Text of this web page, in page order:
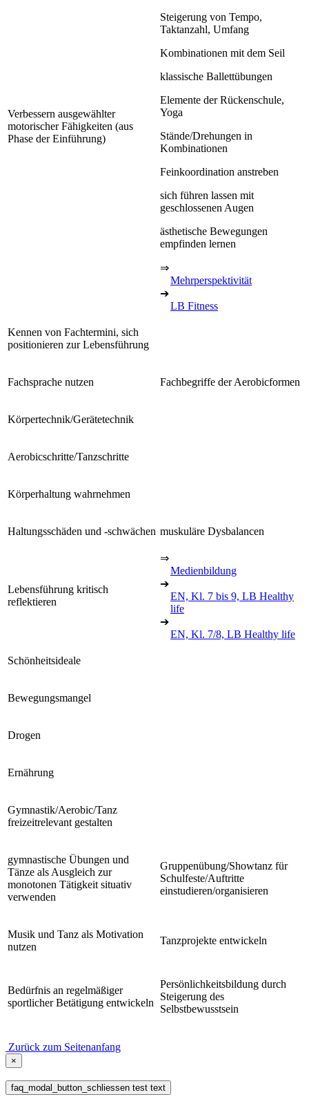
Verbessern ausgewählter
motorischer Fähigkeiten (aus
Phase der Einführung)
Steigerung von Tempo,
Taktanzahl, Umfang
Kombinationen mit dem Seil
klassische Ballettübungen
Elemente der Rückenschule,
Yoga
Stände/Drehungen in
Kombinationen
Feinkoordination anstreben
sich führen lassen mit
geschlossenen Augen
ästhetische Bewegungen
empfinden lernen
⇒
Mehrperspektivität
➔
LB Fitness
Kennen von Fachtermini, sich
positionieren zur Lebensführung
Fachsprache nutzen Fachbegriffe der Aerobicformen
Körpertechnik/Gerätetechnik
Aerobicschritte/Tanzschritte
Körperhaltung wahrnehmen
Haltungsschäden und -schwächen muskuläre Dysbalancen
Lebensführung kritisch
reflektieren
⇒
Medienbildung
➔
EN, Kl. 7 bis 9, LB Healthy
life
➔
EN, Kl. 7/8, LB Healthy life
Schönheitsideale
Bewegungsmangel
Drogen
Ernährung
Gymnastik/Aerobic/Tanz
freizeitrelevant gestalten
gymnastische Übungen und
Tänze als Ausgleich zur
monotonen Tätigkeit situativ
verwenden
Gruppenübung/Showtanz für
Schulfeste/Auftritte
einstudieren/organisieren
Musik und Tanz als Motivation
nutzen
Tanzprojekte entwickeln
Bedürfnis an regelmäßiger
sportlicher Betätigung entwickeln
Persönlichkeitsbildung durch
Steigerung des
Selbstbewusstsein
Zurück zum Seitenanfang
×
faq_modal_button_schliessen test text